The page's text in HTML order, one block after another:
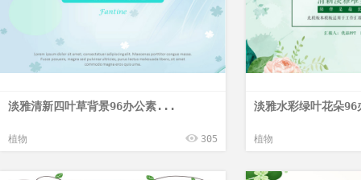
淡雅清新四叶草背景96办公素...
植物 305
淡雅水彩绿叶花朵
植物